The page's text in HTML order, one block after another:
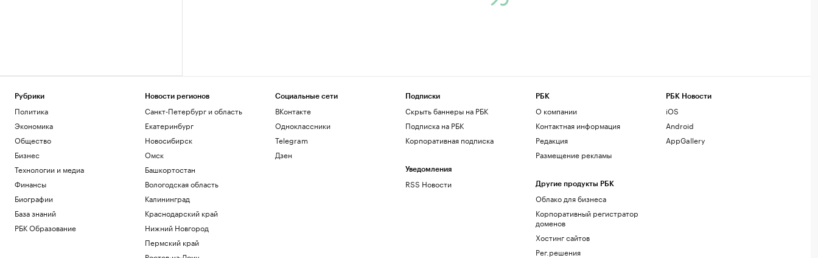
Рубрики
Политика
Экономика
Общество
Бизнес
Технологии и медиа
Финансы
Биографии
База знаний
РБК Образование
Новости регионов
Санкт-Петербург и область
Екатеринбург
Новосибирск
Омск
Башкортостан
Вологодская область
Калининград
Краснодарский край
Нижний Новгород
Пермский край
Социальные сети
ВКонтакте
Одноклассники
Telegram
Дзен
Подписки
Скрыть баннеры на РБК
Подписка на РБК
Корпоративная подписка
Уведомления
RSS Новости
РБК
О компании
Контактная информация
Редакция
Размещение рекламы
Другие продукты РБК
Облако для бизнеса
Корпоративный регистратор
доменов
Хостинг сайтов
Рег.решения
РБК Новости
iOS
Android
AppGallery